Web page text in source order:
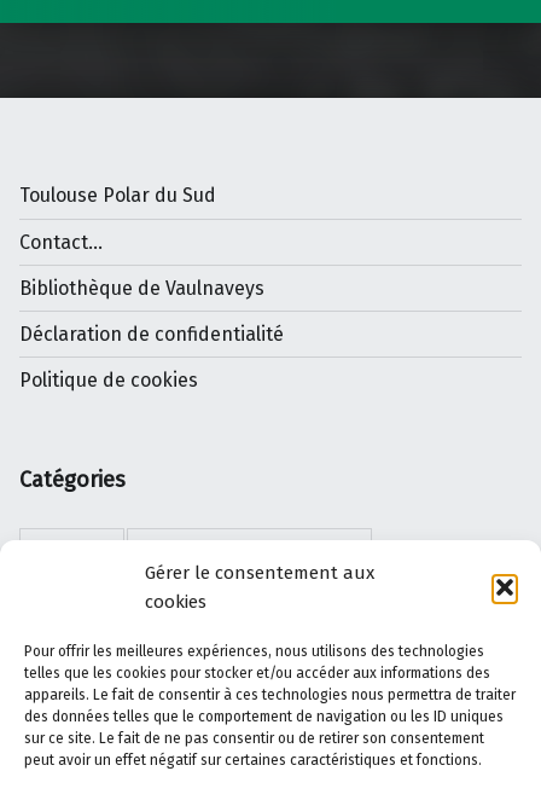
Gérer le consentement aux
cookies
Pour offrir les meilleures expériences, nous utilisons des technologies
telles que les cookies pour stocker et/ou accéder aux informations des
appareils. Le fait de consentir à ces technologies nous permettra de traiter
des données telles que le comportement de navigation ou les ID uniques
sur ce site. Le fait de ne pas consentir ou de retirer son consentement
peut avoir un effet négatif sur certaines caractéristiques et fonctions.
Toulouse Polar du Sud
Contact...
Bibliothèque de Vaulnaveys
Déclaration de confidentialité
Politique de cookies
Catégories
JEUX DE DAMES
LES DISPARUS DES THERMES LIVRES
NOUVELLES OISEAUX PAYSAGES